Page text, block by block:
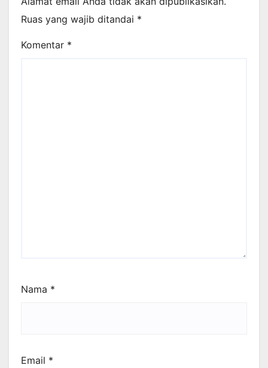
Ruas yang wajib ditandai *
Komentar *
Nama *
Email *